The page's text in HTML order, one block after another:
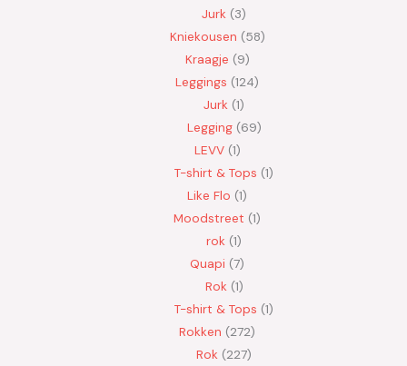
Jurk 3
Kniekousen 58
Kraagje 9
Leggings 124
Jurk 1
Legging 69
LEVV 1
T-shirt & Tops 1
Like Flo 1
Moodstreet 1
rok 1
Quapi 7
Rok 1
T-shirt & Tops 1
Rokken 272
Rok 227